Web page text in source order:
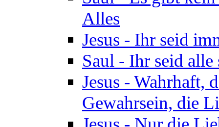
Alles
Jesus - Ihr seid
Saul - Ihr seid alle
Jesus - Wahrhaft,
Gewahrsein, die